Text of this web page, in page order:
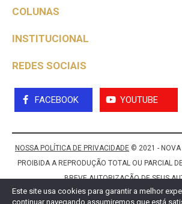
COLUNAS
INSTITUCIONAL
REDES SOCIAIS
FACEBOOK YOUTUBE
NOSSA POLÍTICA DE PRIVACIDADE © 2021 - NOVA
PROIBIDA A REPRODUÇÃO TOTAL OU PARCIAL
BREVE AUTORIZAÇÃO DE SEUS
Este site usa cookies para garantir a melhor
continuar navegando assumiremos que está